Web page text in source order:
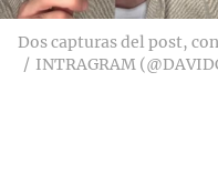
Dos capturas del post,
INTRAGRAM